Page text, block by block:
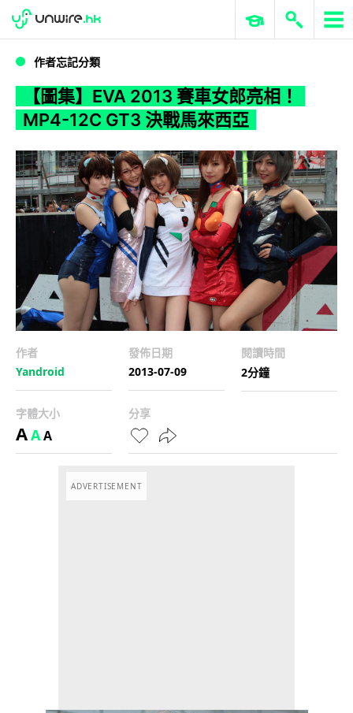
WWDC 2026 ERP 與商業 AI
作者忘記分類
【圖集】EVA 2013 賽車女郎亮相！
MP4-12C GT3 決戰馬來西亞
作者
Yandroid
發佈日期
2013-07-09
閱讀時間
2分鐘
字體大小
AAA
分享
ADVERTISEMENT